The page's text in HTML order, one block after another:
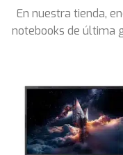
En nuestra tienda,
notebooks de última